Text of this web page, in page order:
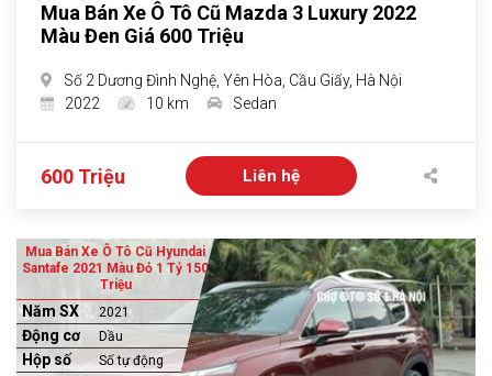
Mua Bán Xe Ô Tô Cũ Mazda 3 Luxury 2022
Màu Đen Giá 600 Triệu
Số 2 Dương Đình Nghệ, Yên Hòa, Cầu Giấy, Hà Nội
2022
10 km Sedan
600 Triệu Liên hệ
Mua Bán Xe Ô Tô Cũ Hyundai
Santafe 2021 Màu Đỏ 1 Tỷ 150
Triệu
Năm SX 2021
Động cơ Dầu
Hộp số Số tự động